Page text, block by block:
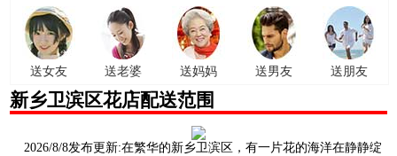
送女友 送老婆 送妈妈 送男友 送朋友
新乡卫滨区花店配送范围
2026/8/8发布更新:在繁华的新乡卫滨区，有一片花的海洋在静静绽